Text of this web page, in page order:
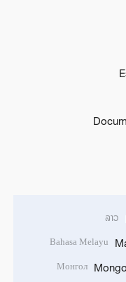
ລາວ
Bahasa Melayu
Монгол